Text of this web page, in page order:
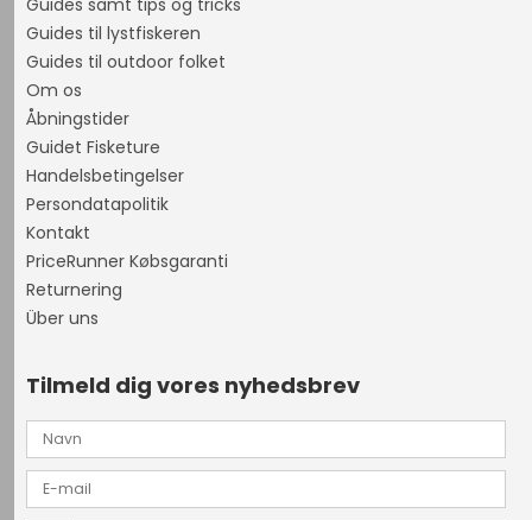
Guides til lystfiskeren
Guides til outdoor folket
Om os
Åbningstider
Guidet Fisketure
Handelsbetingelser
Persondatapolitik
Kontakt
PriceRunner Købsgaranti
Returnering
Über uns
Tilmeld dig vores nyhedsbrev